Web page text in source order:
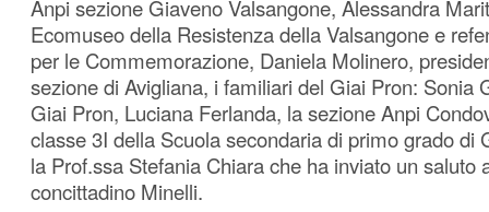
Anpi sezione Giaveno Valsangone, Alessandra
Ecomuseo della Resistenza della Valsangone e
per le Commemorazione, Daniela Molinero,
sezione di Avigliana, i familiari del Giai Pron: Sonia
Giai Pron, Luciana Ferlanda, la sezione Anpi
classe 3I della Scuola secondaria di primo grado di
la Prof.ssa Stefania Chiara che ha inviato un saluto
concittadino Minelli.